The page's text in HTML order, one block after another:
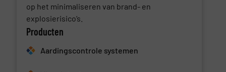
op het minimaliseren van brand- en
explosierisico’s.
Producten
Aardingscontrole systemen